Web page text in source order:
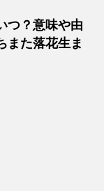
つ？意味や由
また落花生ま